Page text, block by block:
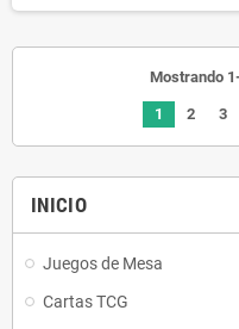
INICIO
Juegos de Mesa
Cartas TCG
Mostrando
1 2 3